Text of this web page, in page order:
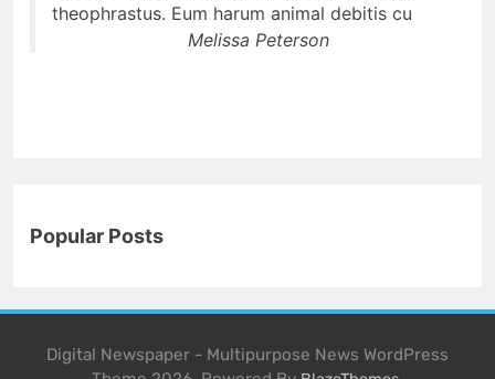
theophrastus. Eum harum animal debitis cu
Melissa Peterson
Popular Posts
Digital Newspaper - Multipurpose News WordPress